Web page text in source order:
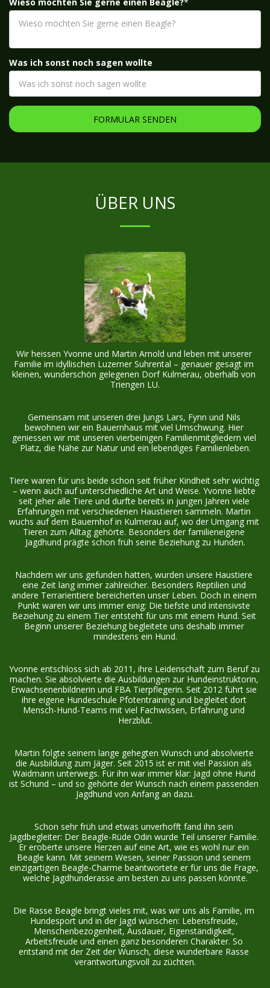
Was ich sonst noch sagen wollte
FORMULAR SENDEN
ÜBER UNS
Wir heissen Yvonne und Martin Arnold und leben mit unserer
Familie im idyllischen Luzerner Suhrental – genauer gesagt im
kleinen, wunderschön gelegenen Dorf Kulmerau, oberhalb von
Triengen LU.
Gemeinsam mit unseren drei Jungs Lars, Fynn und Nils
bewohnen wir ein Bauernhaus mit viel Umschwung. Hier
geniessen wir mit unseren vierbeinigen Familienmitgliedern viel
Platz, die Nähe zur Natur und ein lebendiges Familienleben.
Tiere waren für uns beide schon seit früher Kindheit sehr wichtig
– wenn auch auf unterschiedliche Art und Weise. Yvonne liebte
seit jeher alle Tiere und durfte bereits in jungen Jahren viele
Erfahrungen mit verschiedenen Haustieren sammeln. Martin
wuchs auf dem Bauernhof in Kulmerau auf, wo der Umgang mit
Tieren zum Alltag gehörte. Besonders der familieneigene
Jagdhund prägte schon früh seine Beziehung zu Hunden.
Nachdem wir uns gefunden hatten, wurden unsere Haustiere
eine Zeit lang immer zahlreicher. Besonders Reptilien und
andere Terrarientiere bereicherten unser Leben. Doch in einem
Punkt waren wir uns immer einig: Die tiefste und intensivste
Beziehung zu einem Tier entsteht für uns mit einem Hund. Seit
Beginn unserer Beziehung begleitete uns deshalb immer
mindestens ein Hund.
Yvonne entschloss sich ab 2011, ihre Leidenschaft zum Beruf zu
machen. Sie absolvierte die Ausbildungen zur Hundeinstruktorin,
Erwachsenenbildnerin und FBA Tierpflegerin. Seit 2012 führt sie
ihre eigene Hundeschule Pfotentraining und begleitet dort
Mensch-Hund-Teams mit viel Fachwissen, Erfahrung und
Herzblut.
Martin folgte seinem lange gehegten Wunsch und absolvierte
die Ausbildung zum Jäger. Seit 2015 ist er mit viel Passion als
Waidmann unterwegs. Für ihn war immer klar: Jagd ohne Hund
ist Schund – und so gehörte der Wunsch nach einem passenden
Jagdhund von Anfang an dazu.
Schon sehr früh und etwas unverhofft fand ihn sein
Jagdbegleiter: Der Beagle-Rüde Odin wurde Teil unserer Familie.
Er eroberte unsere Herzen auf eine Art, wie es wohl nur ein
Beagle kann. Mit seinem Wesen, seiner Passion und seinem
einzigartigen Beagle-Charme beantwortete er für uns die Frage,
welche Jagdhunderasse am besten zu uns passen könnte.
Die Rasse Beagle bringt vieles mit, was wir uns als Familie, im
Hundesport und in der Jagd wünschen: Lebensfreude,
Menschenbezogenheit, Ausdauer, Eigenständigkeit,
Arbeitsfreude und einen ganz besonderen Charakter. So
entstand mit der Zeit der Wunsch, diese wunderbare Rasse
verantwortungsvoll zu züchten.